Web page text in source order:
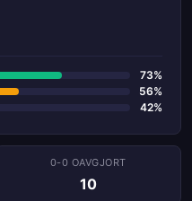
73%
56%
42%
0-0 OAVGJORT
10